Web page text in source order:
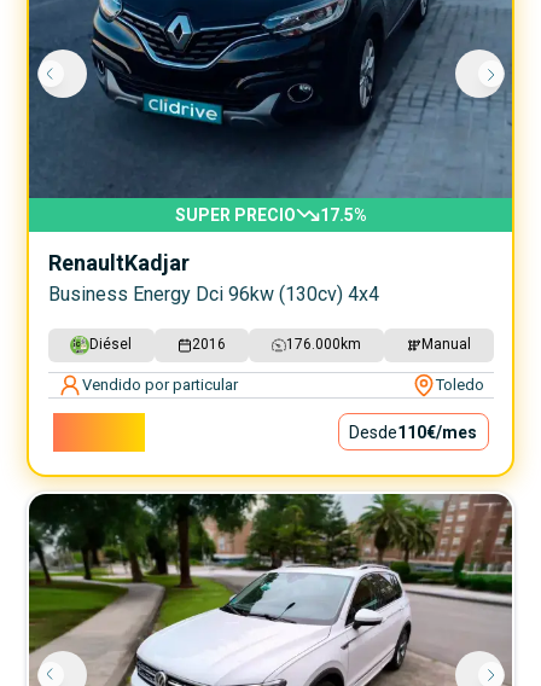
SUPER PRECIO 17.5%
RenaultKadjar
Business Energy Dci 96kw (130cv) 4x4
Diésel 2016 176.000 km Manual
Vendido por particular Toledo
Desde110€/mes